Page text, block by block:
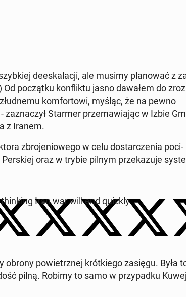
de­eska­la­cji, ale musimy pla­no­wać z
po­cząt­ku kon­flik­tu jasno dawałem do
kom­for­to­wi, myśląc, że na pewno
Starmer prze­ma­wia­jąc w Izbie
z Iranem.
zbro­je­nio­we­go w celu do­star­cze­nia po­ci­
oraz w trybie pilnym prze­ka­zu­je
Iran war will end quickly
po­wietrz­nej krót­kie­go zasięgu. Była
pilną. Robimy to samo w przy­pad­ku